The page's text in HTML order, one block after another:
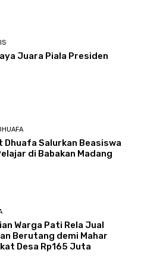
Juara Piala Presiden
Dhuafa Salurkan Beasiswa
di Babakan Madang
Warga Pati Rela Jual
Berutang demi Mahar
Desa Rp165 Juta